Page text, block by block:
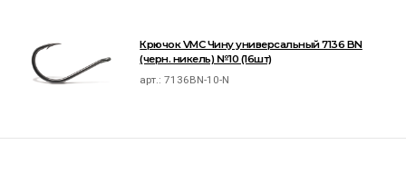
Крючок VMC Чину универсальный 7136 BN
(черн. никель) №10 (16шт)
арт.:7136BN-10-N